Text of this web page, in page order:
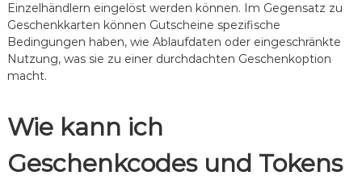
Einzelhändlern eingelöst werden können. Im Gegensatz zu
Geschenkkarten können Gutscheine spezifische
Bedingungen haben, wie Ablaufdaten oder eingeschränkte
Nutzung, was sie zu einer durchdachten Geschenkoption
macht.
Wie kann ich
Geschenkcodes und Tokens